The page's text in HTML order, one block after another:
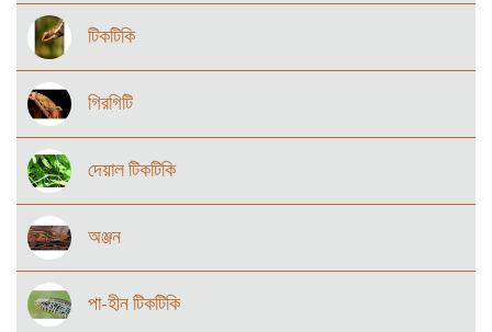
টিকটিকি
গিরগিটি
দেয়াল টিকটিকি
অঞ্জন
পা-হীন টিকটিকি